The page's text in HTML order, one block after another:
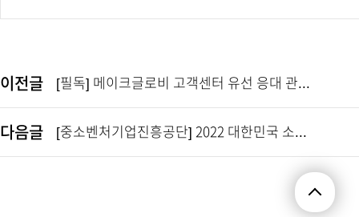
이전글 [필독] 메이크글로비 고객센터 유선 응대 관...
다음글 [중소벤처기업진흥공단] 2022 대한민국 소...